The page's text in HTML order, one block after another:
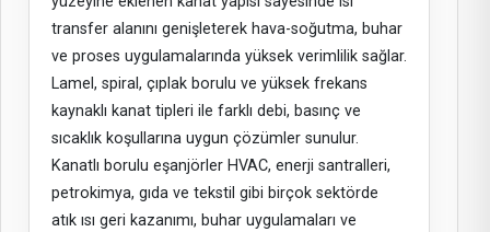
transfer alanını genişleterek hava-soğutma, buhar
ve proses uygulamalarında yüksek verimlilik sağlar.
Lamel, spiral, çıplak borulu ve yüksek frekans
kaynaklı kanat tipleri ile farklı debi, basınç ve
sıcaklık koşullarına uygun çözümler sunulur.
Kanatlı borulu eşanjörler HVAC, enerji santralleri,
petrokimya, gıda ve tekstil gibi birçok sektörde
atık ısı geri kazanımı, buhar uygulamaları ve